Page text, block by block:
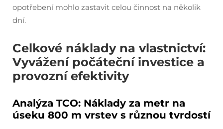
opotřebení mohlo zastavit celou činnost na několik
dní.
Celkové náklady na vlastnictví:
Vyvážení počáteční investice a
provozní efektivity
Analýza TCO: Náklady za metr na
úseku 800 m vrstev s různou tvrdostí